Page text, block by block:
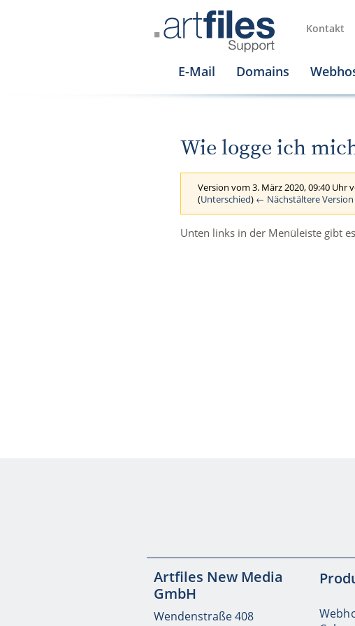
Kontakt
E-Mail Domains
Wie logge ich
Version vom 3. März 2020, 09:40 Uhr
(Unterschied) ← Nächstältere Version
Unten links in der Menüleiste gibt
Artfiles New Media
GmbH
Wendenstraße 408